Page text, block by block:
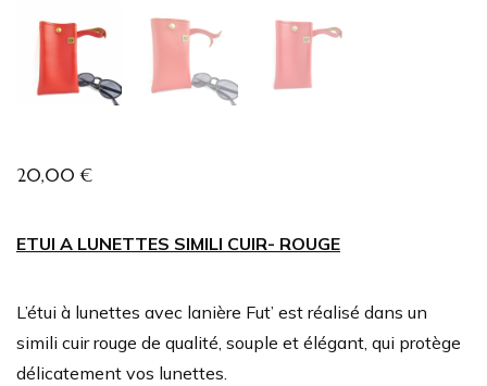
20,00€
ETUI A LUNETTES SIMILI CUIR- ROUGE
L’étui à lunettes avec lanière Fut’ est réalisé dans un
simili cuir rouge de qualité, souple et élégant, qui protège
délicatement vos lunettes.